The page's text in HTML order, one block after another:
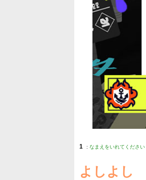
1 : なまえをいれてください
よしよし